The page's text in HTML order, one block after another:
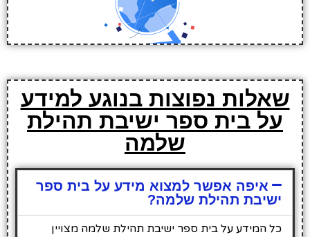
שאלות נפוצות בנוגע למידע
על בית ספר ישיבת תהילת
שלמה
איפה אפשר למצוא מידע על בית ספר
ישיבת תהילת שלמה?
כל המידע על בית ספר ישיבת תהילת שלמה מצויין